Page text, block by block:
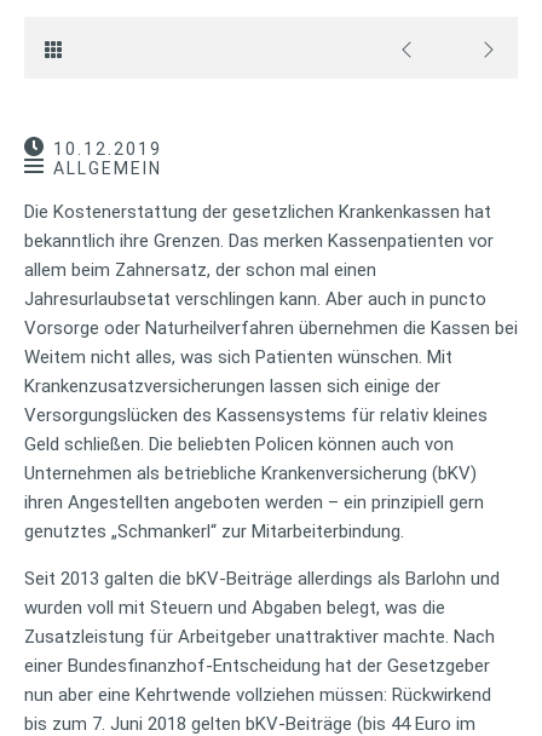
10.12.2019
ALLGEMEIN
Die Kostenerstattung der gesetzlichen Krankenkassen hat
bekanntlich ihre Grenzen. Das merken Kassenpatienten vor
allem beim Zahnersatz, der schon mal einen
Jahresurlaubsetat verschlingen kann. Aber auch in puncto
Vorsorge oder Naturheilverfahren übernehmen die Kassen bei
Weitem nicht alles, was sich Patienten wünschen. Mit
Krankenzusatzversicherungen lassen sich einige der
Versorgungslücken des Kassensystems für relativ kleines
Geld schließen. Die beliebten Policen können auch von
Unternehmen als betriebliche Krankenversicherung (bKV)
ihren Angestellten angeboten werden – ein prinzipiell gern
genutztes „Schmankerl“ zur Mitarbeiterbindung.
Seit 2013 galten die bKV-Beiträge allerdings als Barlohn und
wurden voll mit Steuern und Abgaben belegt, was die
Zusatzleistung für Arbeitgeber unattraktiver machte. Nach
einer Bundesfinanzhof-Entscheidung hat der Gesetzgeber
nun aber eine Kehrtwende vollziehen müssen: Rückwirkend
bis zum 7. Juni 2018 gelten bKV-Beiträge (bis 44 Euro im